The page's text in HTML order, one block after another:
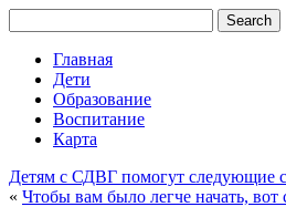
Главная
Дети
Образование
Воспитание
Карта
Детям с СДВГ помогут следующие
« Чтобы вам было легче начать,